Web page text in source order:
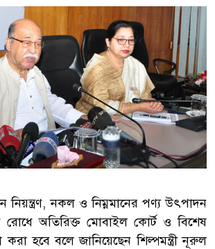
নিয়ন্ত্রণ, নকল ও নিম্নমানের পণ্য উৎপাদন
অতিরিক্ত মোবাইল কোর্ট ও বিশেষ
করা হবে বলে জানিয়েছেন শিল্পমন্ত্রী নূরুল